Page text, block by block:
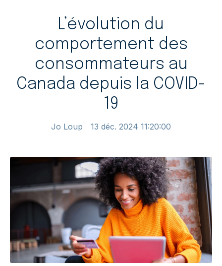
L’évolution du
comportement des
consommateurs au
Canada depuis la COVID-
19
Jo Loup 13 déc. 2024 11:20:00